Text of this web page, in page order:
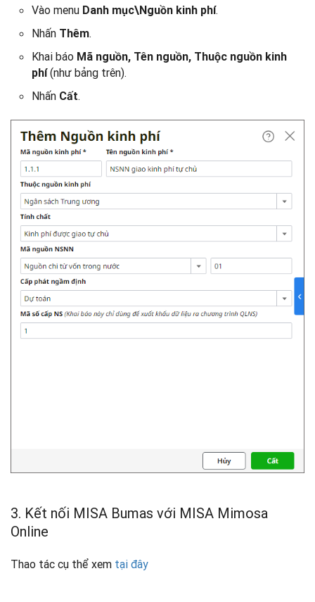
Vào menu Danh mục\Nguồn kinh phí.
Nhấn Thêm.
Khai báo Mã nguồn, Tên nguồn, Thuộc nguồn kinh
phí(như bảng trên).
Nhấn Cất.
3. Kết nối MISA Bumas với MISA Mimosa
Online
Thao tác cụ thể xem tại đây